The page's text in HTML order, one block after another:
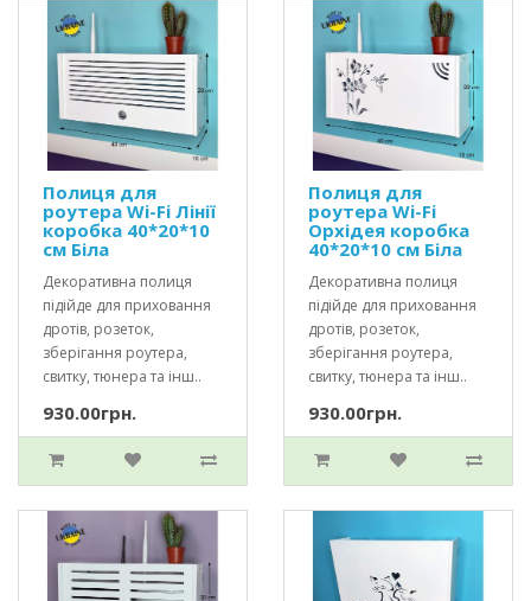
Полиця для
роутера Wi-Fi Лінії
коробка 40*20*10
см Біла
Декоративна полиця
підійде для приховання
дротів, розеток,
зберігання роутера,
свитку, тюнера та інш..
930.00грн.
Полиця для
роутера Wi-Fi
Орхідея коробка
40*20*10 см Біла
Декоративна полиця
підійде для приховання
дротів, розеток,
зберігання роутера,
свитку, тюнера та інш..
930.00грн.